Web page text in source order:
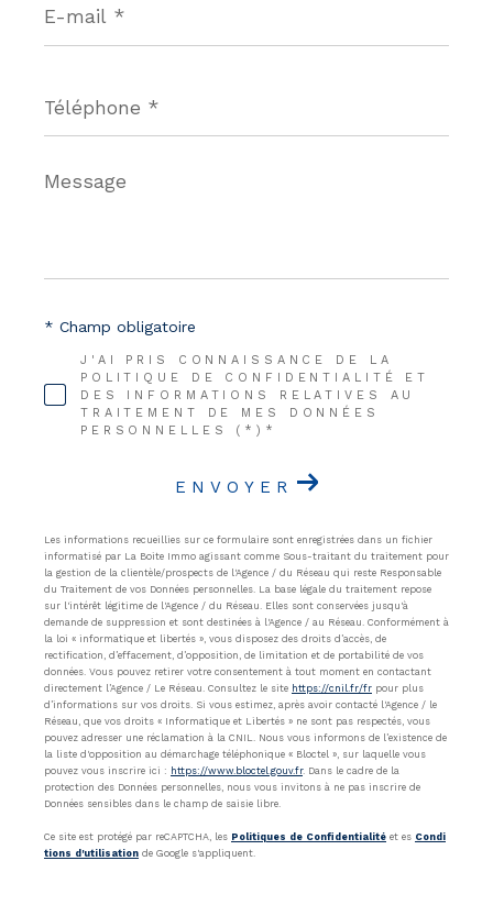
mail
*
*
Message
*
J'AI PRIS CONNAISSANCE DE LA
POLITIQUE DE CONFIDENTIALITÉ ET
DES INFORMATIONS RELATIVES AU
TRAITEMENT DE MES DONNÉES
PERSONNELLES (*)*
* Champ obligatoire
ENVOYER
Les informations recueillies sur ce formulaire sont enregistrées dans un fichier
informatisé par La Boite Immo agissant comme Sous-traitant du traitement pour
la gestion de la clientèle/prospects de l'Agence / du Réseau qui reste Responsable
du Traitement de vos Données personnelles. La base légale du traitement repose
sur l'intérêt légitime de l'Agence / du Réseau. Elles sont conservées jusqu'à
demande de suppression et sont destinées à l'Agence / au Réseau. Conformément à
la loi « informatique et libertés », vous disposez des droits d’accès, de
rectification, d’effacement, d’opposition, de limitation et de portabilité de vos
données. Vous pouvez retirer votre consentement à tout moment en contactant
directement l’Agence / Le Réseau. Consultez le site https://cnil.fr/fr pour plus
d’informations sur vos droits. Si vous estimez, après avoir contacté l'Agence / le
Réseau, que vos droits « Informatique et Libertés » ne sont pas respectés, vous
pouvez adresser une réclamation à la CNIL. Nous vous informons de l’existence de
la liste d'opposition au démarchage téléphonique « Bloctel », sur laquelle vous
pouvez vous inscrire ici : https://www.bloctel.gouv.fr. Dans le cadre de la
protection des Données personnelles, nous vous invitons à ne pas inscrire de
Données sensibles dans le champ de saisie libre.
Ce site est protégé par reCAPTCHA, les Politiques de Confidentialité et es Condi
tions d'utilisation de Google s'appliquent.